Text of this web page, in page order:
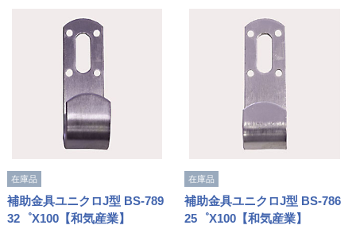
在庫品
補助金具ユニクロJ型 BS-789
32゜X100【和気産業】
在庫品
補助金具ユニクロJ型 BS-786
25゜X100【和気産業】